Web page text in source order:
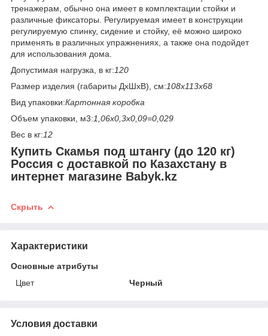
тренажерам, обычно она имеет в комплектации стойки и
различные фиксаторы. Регулируемая имеет в конструкции
регулируемую спинку, сидение и стойку, её можно широко
применять в различных упражнениях, а также она подойдет
для использования дома.
Допустимая нагрузка, в кг:120
Размер изделия (габариты ДхШхВ), см:108х113х68
Вид упаковки:Картонная коробка
Объем упаковки, м3:1,06х0,3х0,09=0,029
Вес в кг:12
Купить Скамья под штангу (до 120 кг)
Россия с доставкой по Казахстану в
интернет магазине Babyk.kz
Скрыть
Характеристики
Основные атрибуты
Цвет
Черный
Условия доставки